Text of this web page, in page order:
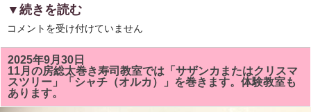
▼続きを読む
2025
11
月
9
日
（日)
の
「市
コメントを受け付けていません
2025年9月30日
11月の房総太巻き寿司教室では「サザンカまたはクリスマ
スツリー」「シャチ（オルカ）」を巻きます。体験教室も
あります。